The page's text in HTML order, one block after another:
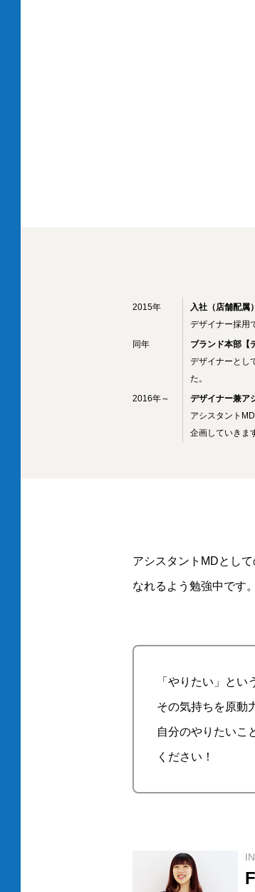
2015年
入社（店舗配属）
デザイナー採用
同年
ブランド本部【
デザイナーとし
た。
2016年～
デザイナー兼ア
アシスタント
企画していきま
アシスタントMDとし
なれるよう勉強中です。
「やりたい」とい
その気持ちを原動
自分のやりたいこ
ください！